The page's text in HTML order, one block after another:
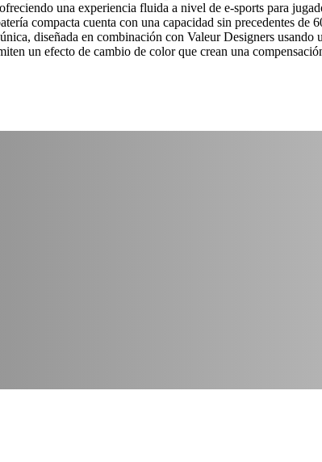
una experiencia fluida a nivel de e-sports para
compacta cuenta con una capacidad sin precedentes
diseñada en combinación con Valeur Designers
un efecto de cambio de color que crean una